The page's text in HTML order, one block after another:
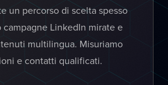
un percorso di scelta spesso
campagne LinkedIn mirate e
multilingua. Misuriamo
e contatti qualificati.